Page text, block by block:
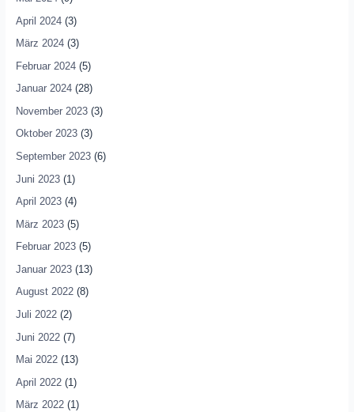
April 2024(3)
März 2024(3)
Februar 2024(5)
Januar 2024(28)
November 2023(3)
Oktober 2023(3)
September 2023(6)
Juni 2023(1)
April 2023(4)
März 2023(5)
Februar 2023(5)
Januar 2023(13)
August 2022(8)
Juli 2022(2)
Juni 2022(7)
Mai 2022(13)
April 2022(1)
März 2022(1)